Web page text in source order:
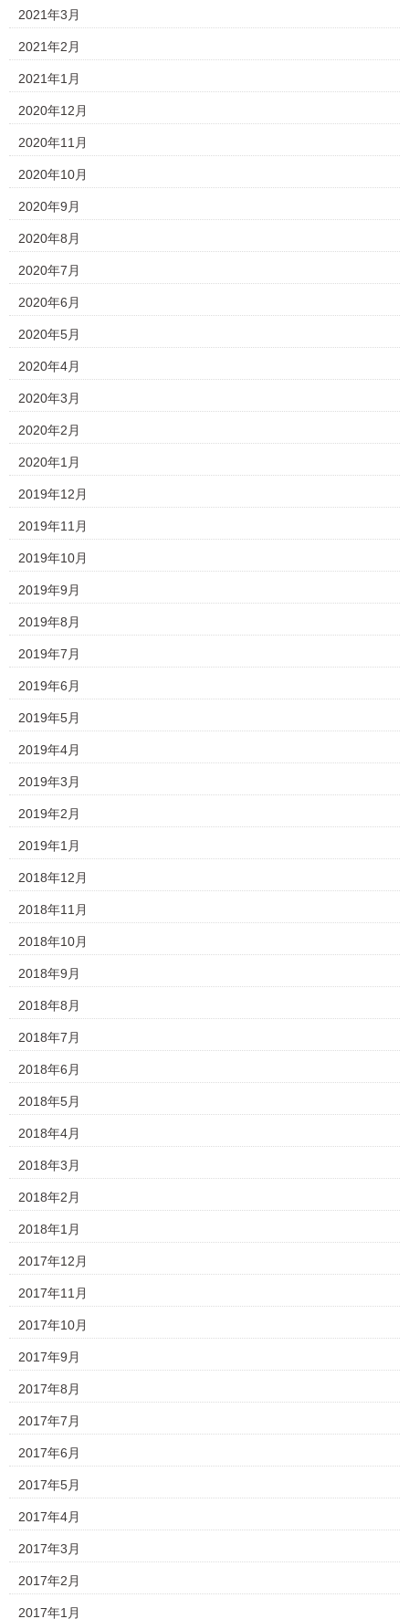
2021年3月
2021年2月
2021年1月
2020年12月
2020年11月
2020年10月
2020年9月
2020年8月
2020年7月
2020年6月
2020年5月
2020年4月
2020年3月
2020年2月
2020年1月
2019年12月
2019年11月
2019年10月
2019年9月
2019年8月
2019年7月
2019年6月
2019年5月
2019年4月
2019年3月
2019年2月
2019年1月
2018年12月
2018年11月
2018年10月
2018年9月
2018年8月
2018年7月
2018年6月
2018年5月
2018年4月
2018年3月
2018年2月
2018年1月
2017年12月
2017年11月
2017年10月
2017年9月
2017年8月
2017年7月
2017年6月
2017年5月
2017年4月
2017年3月
2017年2月
2017年1月